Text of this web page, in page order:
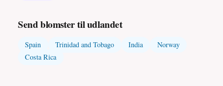
Send blomster til udlandet
Spain Trinidad and Tobago India
Norway
Costa Rica